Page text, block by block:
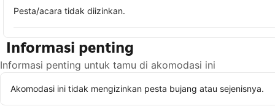
Pesta/acara tidak diizinkan.
Informasi penting
Informasi penting untuk tamu di akomodasi ini
Akomodasi ini tidak mengizinkan pesta bujang atau sejenisnya.